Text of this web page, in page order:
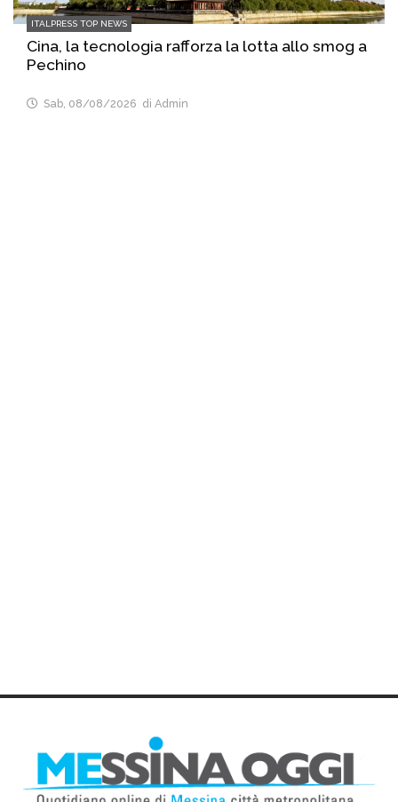
ITALPRESS TOP NEWS
Cina, la tecnologia rafforza la lotta allo smog a
Pechino
Sab, 08/08/2026 di Admin